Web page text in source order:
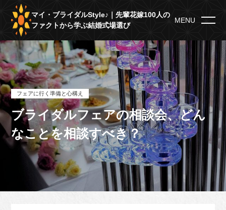
マイ・ブライダルStyle♪｜先輩花嫁100人の
ファクトから学ぶ結婚式場選び
MENU
ブライダルフェアの相談会、どん
なことを相談すべき？
フェアに行く準備と心構え